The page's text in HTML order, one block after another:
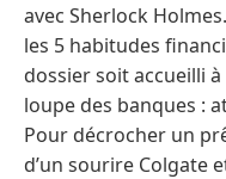
avec Sherlock
les 5 habitudes
dossier soit accueilli
loupe des banques :
Pour décrocher un
d’un sourire Colgate